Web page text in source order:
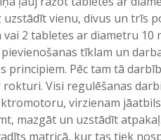
uzstādīt vienu, divus un trīs
2 tabletes ar diametru
tīklam un
principiem. Pēc tam tā
Visi regulēšanas
virzienam
mazgāt un uzstādīt
matricā, kur tas tiek